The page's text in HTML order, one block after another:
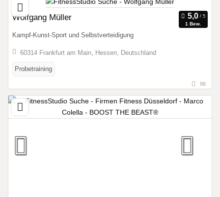
Wolfgang Müller
1 Bew.
Kampf-Kunst-Sport und Selbstverteidigung
60314 Frankfurt am Main, Hessen, Deutschland
Probetraining
96